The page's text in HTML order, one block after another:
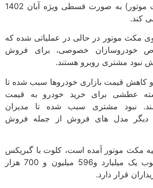
(محصول پیکاپ مکث موتور) به صورت قسطی ویژه آبان 1402
کند.
موتور در حالی در عملیاتی شده که
خودروسازان خصوصی، برای فروش
نبود مشتری روبرو هستند.
کاهش قیمت بازاری خودروها سبب شده تا
عطشی برای خرید خودرو به قیمت
نبود مشتری سبب شده تا مدیران
دیگر مدل های فروش از جمله فروش
مکث موتور آمده است، کلوت با گبریکس
دستی، با قیمت مصوب یک میلیارد و596 میلیون و 700 هزار
قرار دارد.